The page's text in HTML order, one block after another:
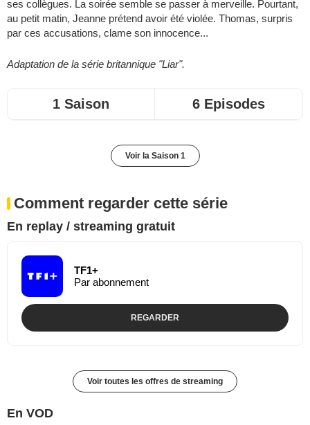
ses collègues. La soirée semble se passer à merveille. Pourtant,
au petit matin, Jeanne prétend avoir été violée. Thomas, surpris
par ces accusations, clame son innocence...
Adaptation de la série britannique "Liar".
1 Saison 6 Episodes
Voir la Saison 1
Comment regarder cette série
En replay / streaming gratuit
TF1+
Par abonnement
REGARDER
Voir toutes les offres de streaming
En VOD